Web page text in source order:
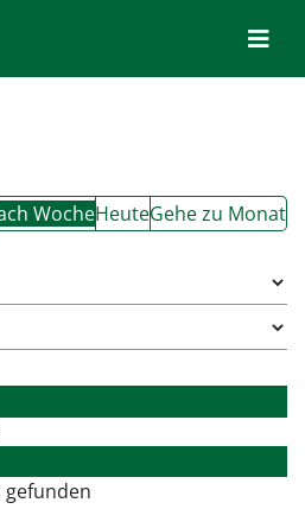
WocheHeuteGehe zu Monat
gefunden